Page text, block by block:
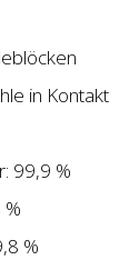
in Kontakt
99,9 %
%